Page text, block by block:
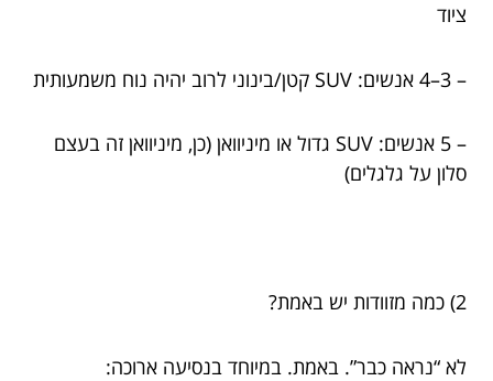
ציוד
– 3–4 אנשים: SUV קטן/בינוני לרוב יהיה נוח משמעותית
– 5 אנשים: SUV גדול או מיניוואן (כן, מיניוואן זה בעצם
סלון על גלגלים)
2) כמה מזוודות יש באמת?
לא “נראה כבר”. באמת. במיוחד בנסיעה ארוכה: